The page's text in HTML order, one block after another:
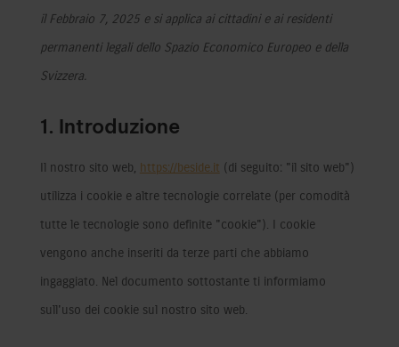
il Febbraio 7, 2025 e si applica ai cittadini e ai residenti
permanenti legali dello Spazio Economico Europeo e della
Svizzera.
1. Introduzione
Il nostro sito web, https://beside.it (di seguito: "il sito web")
utilizza i cookie e altre tecnologie correlate (per comodità
tutte le tecnologie sono definite "cookie"). I cookie
vengono anche inseriti da terze parti che abbiamo
ingaggiato. Nel documento sottostante ti informiamo
sull'uso dei cookie sul nostro sito web.